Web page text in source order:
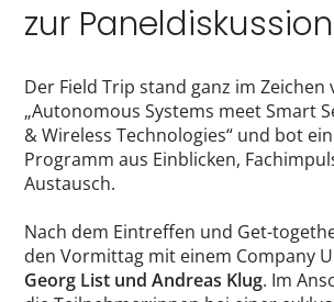
zur Paneldiskussion
Der Field Trip stand ganz im Zeichen
„Autonomous Systems meet Smart
& Wireless Technologies“ und bot
Programm aus Einblicken,
Austausch.
Nach dem Eintreffen und Get-
den Vormittag mit einem Company
Georg List und Andreas Klug. Im